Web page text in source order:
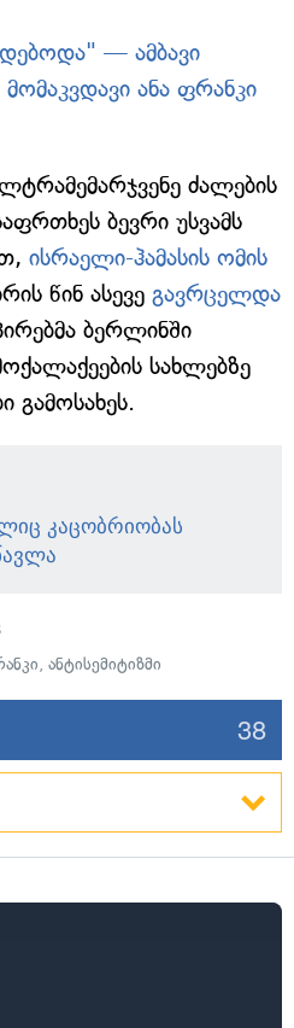
— ამბავი
ანა ფრანკი
ძალების
ბევრი უსვამს
ისრაელი-ჰამასის ომის
წინ ასევე გავრცელდა
ბერლინში
სახლებზე
გამოსახეს.
კაცობრიობას
, ანტისემიტიზმი
38